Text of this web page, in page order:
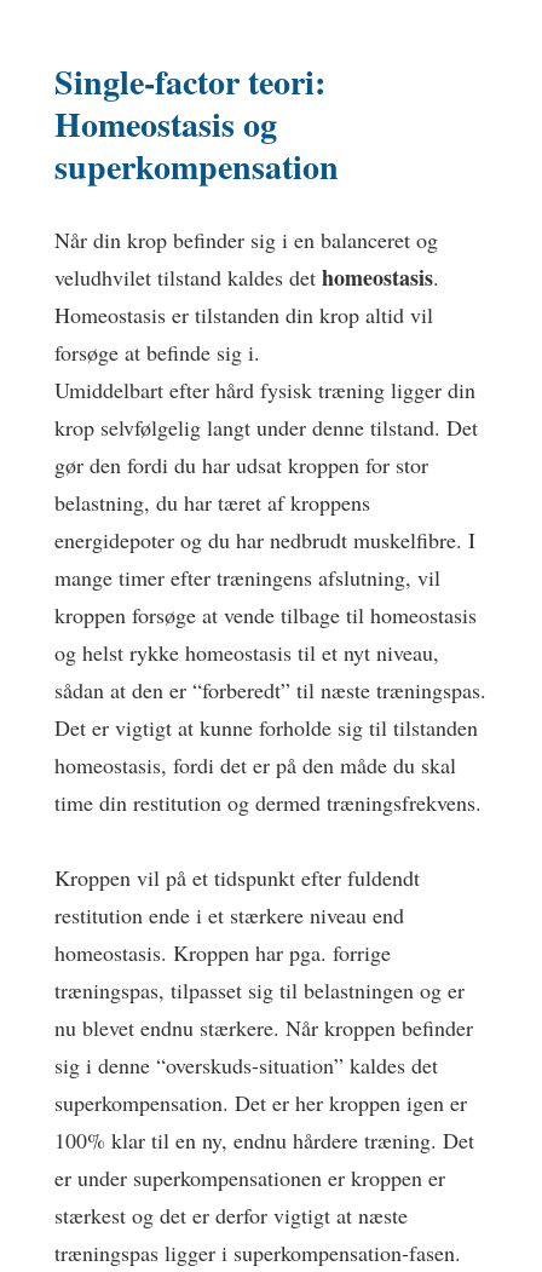
Single-factor teori:
Homeostasis og
superkompensation
Når din krop befinder sig i en balanceret og
veludhvilet tilstand kaldes det homeostasis.
Homeostasis er tilstanden din krop altid vil
forsøge at befinde sig i.
Umiddelbart efter hård fysisk træning ligger din
krop selvfølgelig langt under denne tilstand. Det
gør den fordi du har udsat kroppen for stor
belastning, du har tæret af kroppens
energidepoter og du har nedbrudt muskelfibre. I
mange timer efter træningens afslutning, vil
kroppen forsøge at vende tilbage til homeostasis
og helst rykke homeostasis til et nyt niveau,
sådan at den er “forberedt” til næste træningspas.
Det er vigtigt at kunne forholde sig til tilstanden
homeostasis, fordi det er på den måde du skal
time din restitution og dermed træningsfrekvens.
Kroppen vil på et tidspunkt efter fuldendt
restitution ende i et stærkere niveau end
homeostasis. Kroppen har pga. forrige
træningspas, tilpasset sig til belastningen og er
nu blevet endnu stærkere. Når kroppen befinder
sig i denne “overskuds-situation” kaldes det
superkompensation. Det er her kroppen igen er
100% klar til en ny, endnu hårdere træning. Det
er under superkompensationen er kroppen er
stærkest og det er derfor vigtigt at næste
træningspas ligger i superkompensation-fasen.